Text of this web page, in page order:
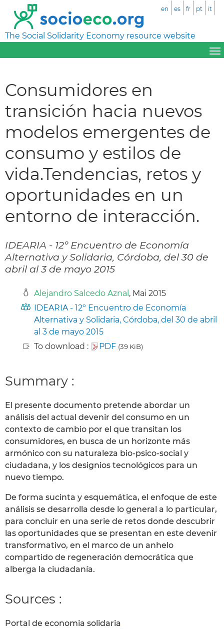
The Social Solidarity Economy resource website
en es fr pt it
Consumidores en
transición hacia nuevos
modelos emergentes de
consumo y estilos de
vida.Tendencias, retos y
oportunidades en un
entorno de interacción.
IDEARIA - 12º Encuentro de Economía
Alternativa y Solidaria, Córdoba, del 30 de
abril al 3 de mayo 2015
Alejandro Salcedo Aznal , Mai 2015
IDEARIA - 12º Encuentro de Economía
Alternativa y Solidaria, Córdoba, del 30 de abril
al 3 de mayo 2015
To download :
PDF (39 KiB)
Summary :
El presente documento pretende abordar un
análisis del actual devenir del consumo en un
contexto de cambio por el que transitan los
consumidores, en busca de un horizonte más
armónico con su naturaleza bio-psico-social y
ciudadana, y los designios tecnológicos para un
nuevo tiempo.
De forma sucinta y esquemática, el enfoque de este
análisis se desarrolla desde lo general a lo particular,
para concluir en una serie de retos donde descubrir
las oportunidades que se presentan en este devenir
transformativo, en el marco de un anhelo
compartido de regeneración democrática que
alberga la ciudadanía.
Sources :
Portal de economia solidaria